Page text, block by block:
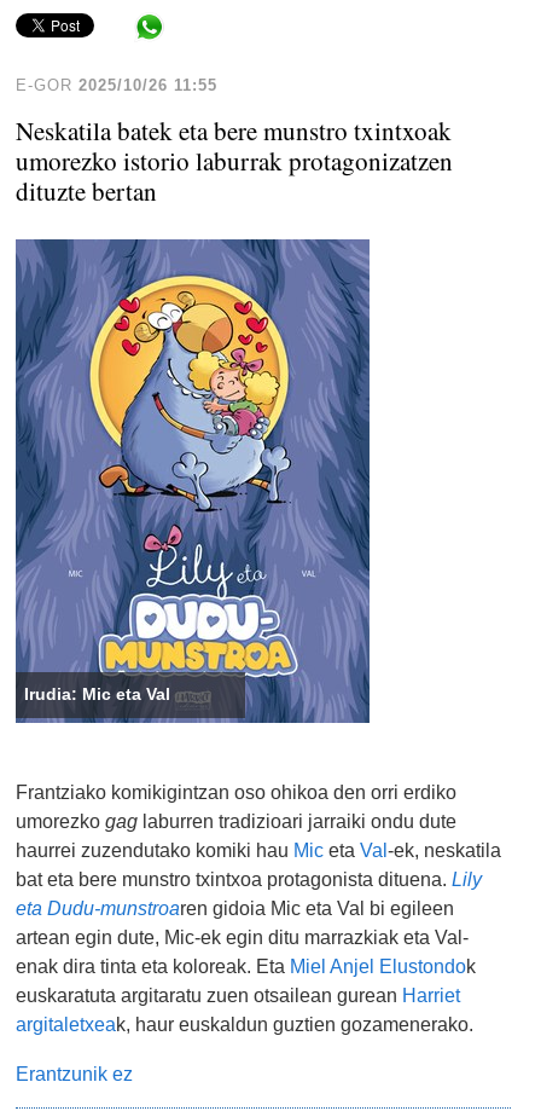
E-GOR 2025/10/26 11:55
Neskatila batek eta bere munstro txintxoak
umorezko istorio laburrak protagonizatzen
dituzte bertan
Irudia: Mic eta Val
Frantziako komikigintzan oso ohikoa den orri erdiko
umorezkogag laburren tradizioari jarraiki ondu dute
haurrei zuzendutako komiki hau Mic etaVal-ek, neskatila
bat eta bere munstro txintxoa protagonista dituena.Lily
eta Dudu-munstroaren gidoia Mic eta Val bi egileen
artean egin dute, Mic-ek egin ditu marrazkiak eta Val-
enak dira tinta eta koloreak. Eta Miel Anjel Elustondok
euskaratuta argitaratu zuen otsailean gurean Harriet
argitaletxeak, haur euskaldun guztien gozamenerako.
Erantzunik ez